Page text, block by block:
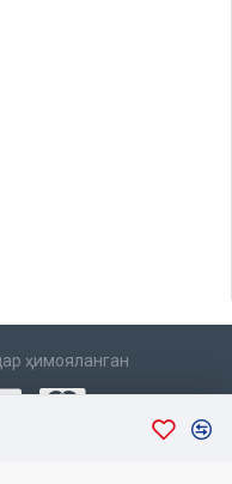
ҳимояланган